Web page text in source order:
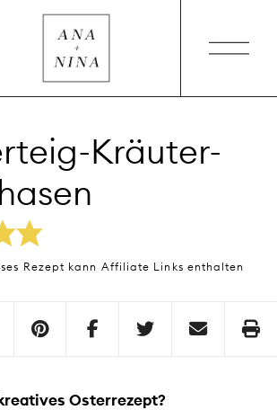
Kräuter-
Rezept kann Affiliate Links enthalten
Osterrezept?